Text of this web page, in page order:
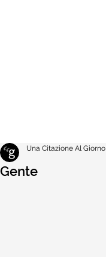
Gente
Una Citazione Al Giorno